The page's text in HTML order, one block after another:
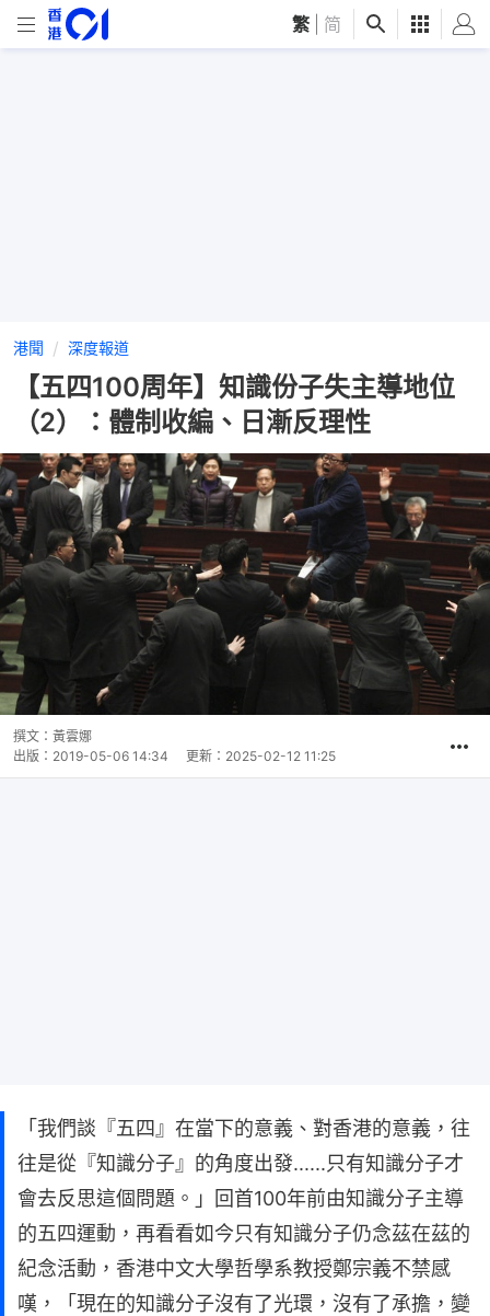
繁 简
港聞 深度報道
【五四100周年】知識份子失主導地位
（2）：體制收編、日漸反理性
撰文： 黃雲娜
出版： 2019-05-06 14:34 更新： 2025-02-12 11:25
「我們談『五四』在當下的意義、對香港的意義，往
往是從『知識分子』的角度出發......只有知識分子才
會去反思這個問題。」回首100年前由知識分子主導
的五四運動，再看看如今只有知識分子仍念茲在茲的
紀念活動，香港中文大學哲學系教授鄭宗義不禁感
嘆，「現在的知識分子沒有了光環，沒有了承擔，變